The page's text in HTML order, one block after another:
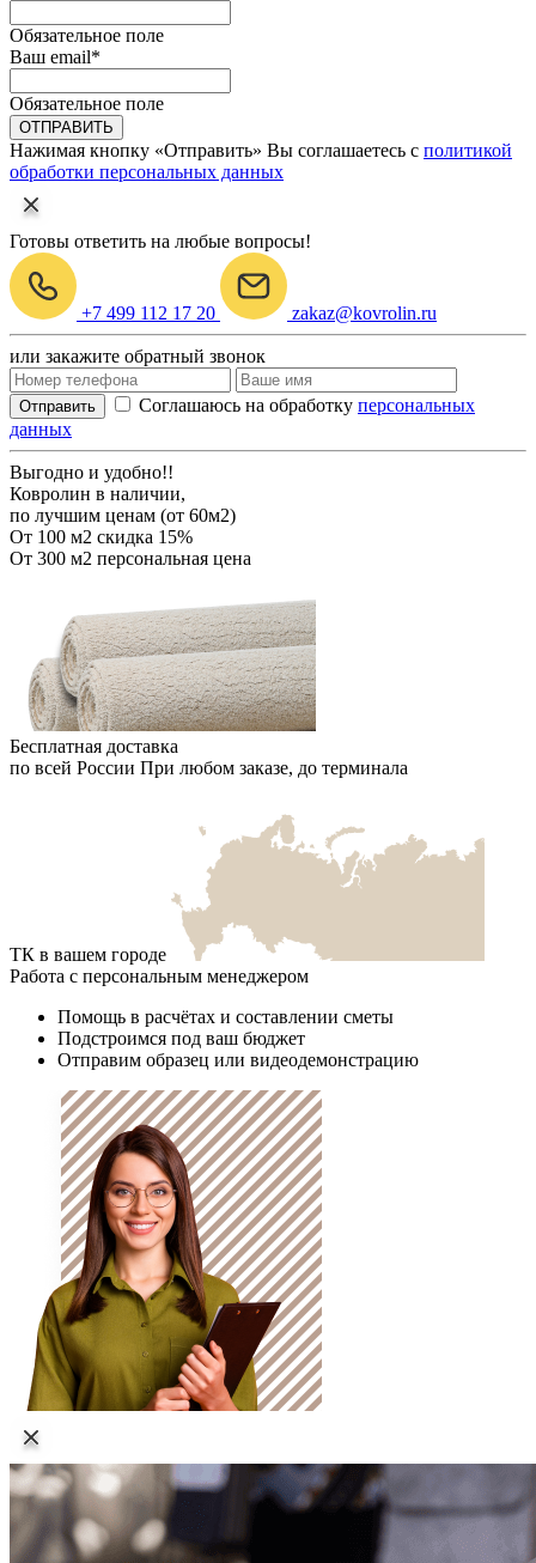
Обязательное поле
Ваш email*
Обязательное поле
ОТПРАВИТЬ
Нажимая кнопку «Отправить» Вы соглашаетесь с политикой
обработки персональных данных
Готовы ответить на любые вопросы!
+7 499 112 17 20 zakaz@kovrolin.ru
или закажите обратный звонок
Отправить Соглашаюсь на обработку персональных
данных
Выгодно и удобно!!
Ковролин в наличии,
по лучшим ценам (от 60м2)
От 100 м2 скидка 15%
От 300 м2 персональная цена
Бесплатная доставка
по всей России При любом заказе, до терминала
ТК в вашем городе
Работа с персональным менеджером
Помощь в расчётах и составлении сметы
Подстроимся под ваш бюджет
Отправим образец или видеодемонстрацию